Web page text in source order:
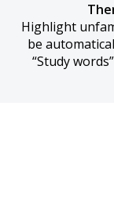
Highlight
be
“Study